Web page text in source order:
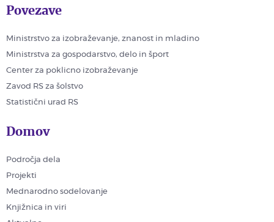
Povezave
Ministrstvo za izobraževanje, znanost in mladino
Ministrstva za gospodarstvo, delo in šport
Center za poklicno izobraževanje
Zavod RS za šolstvo
Statistični urad RS
Domov
Področja dela
Projekti
Mednarodno sodelovanje
Knjižnica in viri